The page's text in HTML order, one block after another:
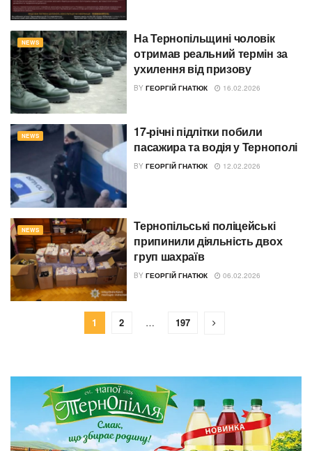
NEWS
На Тернопільщині чоловік
отримав реальний термін за
ухилення від призову
BY ГЕОРГІЙ ГНАТЮК 16.02.2026
NEWS
17-річні підлітки побили
пасажира та водія у Тернополі
BY ГЕОРГІЙ ГНАТЮК 12.02.2026
NEWS
Тернопільські поліцейські
припинили діяльність двох
груп шахраїв
BY ГЕОРГІЙ ГНАТЮК 06.02.2026
1 2 … 197